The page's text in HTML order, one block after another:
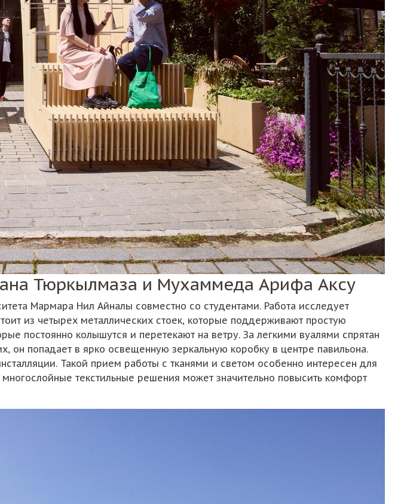
Тюркылмаза и Мухаммеда Арифа Аксу
Мармара Нил Айналы совместно со студентами. Работа исследует
из четырех металлических стоек, которые поддерживают простую
постоянно колышутся и перетекают на ветру. За легкими вуалями спрятан
он попадает в ярко освещенную зеркальную коробку в центре павильона.
Такой прием работы с тканями и светом особенно интересен для
текстильные решения может значительно повысить комфорт